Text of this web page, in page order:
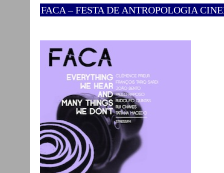
FACA – FESTA DE ANTROPOLOGIA